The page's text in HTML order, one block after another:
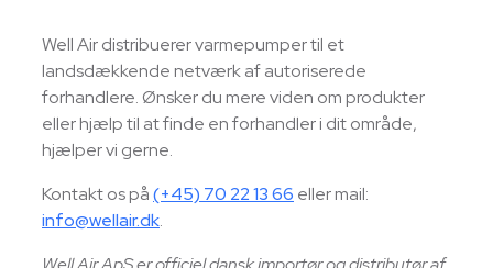
Well Air distribuerer varmepumper til et
landsdækkende netværk af autoriserede
forhandlere. Ønsker du mere viden om produkter
eller hjælp til at finde en forhandler i dit område,
hjælper vi gerne.
Kontakt os på(+45) 70 22 13 66 eller mail:
info@wellair.dk.